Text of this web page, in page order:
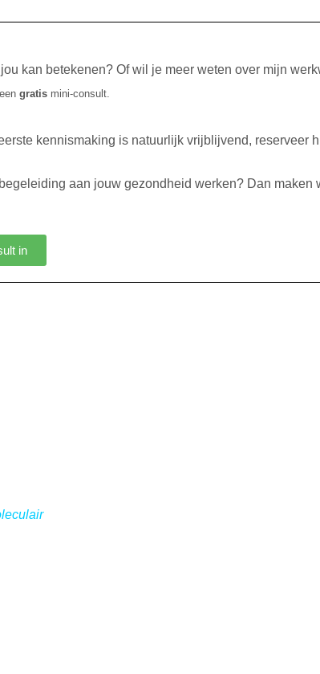
kan betekenen? Of wil je meer weten over mijn
gratis mini-consult.
kennismaking is natuurlijk vrijblijvend, reserveer
aan jouw gezondheid werken? Dan maken
in